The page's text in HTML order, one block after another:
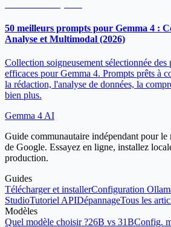
50 meilleurs prompts pour Gemma 4 :
Analyse et Multimodal (2026)
Collection soigneusement sélectionnée des
efficaces pour Gemma 4. Prompts prêts à
la rédaction, l'analyse de données, la
bien plus.
Gemma 4 AI
Guide communautaire indépendant pour
de Google. Essayez en ligne, installez
production.
Guides
Télécharger et installerConfiguration
StudioTutoriel APIDépannageTous les
Modèles
Quel modèle choisir ?26B vs 31BConfig.